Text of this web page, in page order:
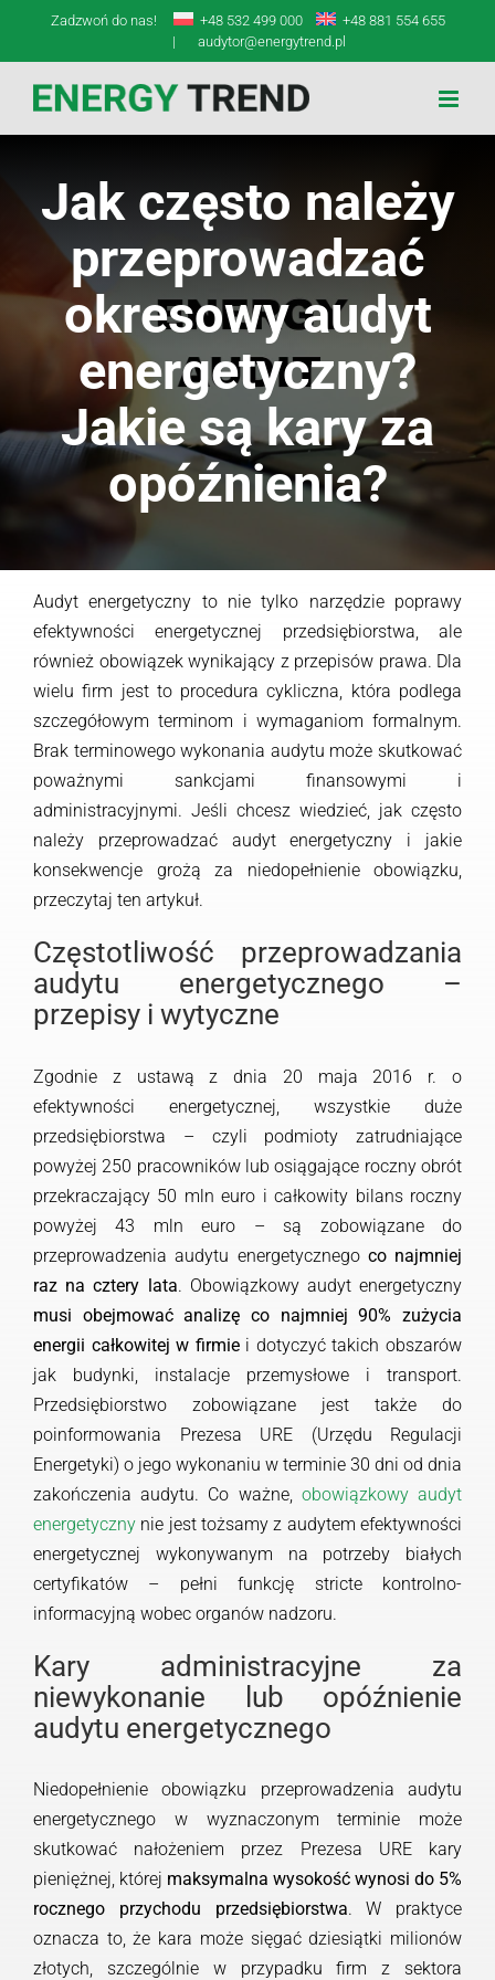
zawartości
Zadzwoń do nas! +48 532 499 000
+48 881 554 655
|
audytor@energytrend.pl
Jak często należy
przeprowadzać
okresowy audyt
energetyczny?
Jakie są kary za
opóźnienia?
Audyt energetyczny to nie tylko narzędzie poprawy
efektywności energetycznej przedsiębiorstwa, ale
również obowiązek wynikający z przepisów prawa. Dla
wielu firm jest to procedura cykliczna, która podlega
szczegółowym terminom i wymaganiom formalnym.
Brak terminowego wykonania audytu może skutkować
poważnymi sankcjami finansowymi i
administracyjnymi. Jeśli chcesz wiedzieć, jak często
należy przeprowadzać audyt energetyczny i jakie
konsekwencje grożą za niedopełnienie obowiązku,
przeczytaj ten artykuł.
Częstotliwość przeprowadzania
audytu energetycznego –
przepisy i wytyczne
Zgodnie z ustawą z dnia 20 maja 2016 r. o
efektywności energetycznej, wszystkie duże
przedsiębiorstwa – czyli podmioty zatrudniające
powyżej 250 pracowników lub osiągające roczny obrót
przekraczający 50 mln euro i całkowity bilans roczny
powyżej 43 mln euro – są zobowiązane do
przeprowadzenia audytu energetycznego co najmniej
raz na cztery lata. Obowiązkowy audyt energetyczny
musi obejmować analizę co najmniej 90% zużycia
energii całkowitej w firmiei dotyczyć takich obszarów
jak budynki, instalacje przemysłowe i transport.
Przedsiębiorstwo zobowiązane jest także do
poinformowania Prezesa URE (Urzędu Regulacji
Energetyki) o jego wykonaniu w terminie 30 dni od dnia
zakończenia audytu. Co ważne, obowiązkowy audyt
energetyczny nie jest tożsamy z audytem efektywności
energetycznej wykonywanym na potrzeby białych
certyfikatów – pełni funkcję stricte kontrolno-
informacyjną wobec organów nadzoru.
Kary administracyjne za
niewykonanie lub opóźnienie
audytu energetycznego
Niedopełnienie obowiązku przeprowadzenia audytu
energetycznego w wyznaczonym terminie może
skutkować nałożeniem przez Prezesa URE kary
pieniężnej, której maksymalna wysokość wynosi do 5%
rocznego przychodu przedsiębiorstwa. W praktyce
oznacza to, że kara może sięgać dziesiątki milionów
złotych, szczególnie w przypadku firm z sektora